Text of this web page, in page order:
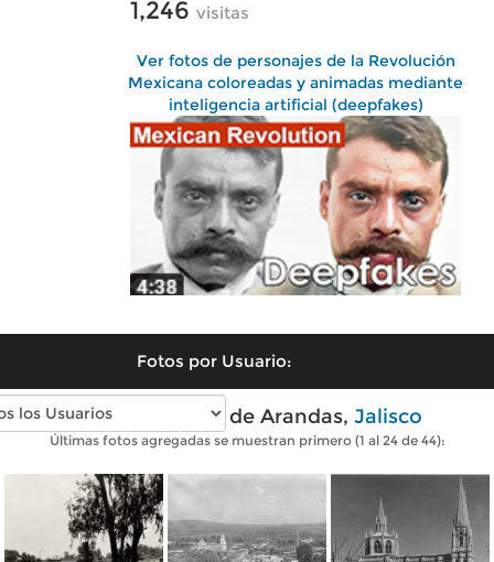
1,246 visitas
Ver fotos de personajes de la Revolución
Mexicana coloreadas y animadas mediante
inteligencia artificial (deepfakes)
Fotos por Usuario:
Fotos antiguas de Arandas, Jalisco
Últimas fotos agregadas se muestran primero (1 al 24 de 44):